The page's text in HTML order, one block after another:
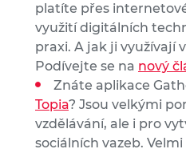
platíte přes
využití digitálních
praxi. A jak ji využívají
Podívejte se na nový
Znáte aplikace
Topia? Jsou velkými
vzdělávání, ale i pro
sociálních vazeb.